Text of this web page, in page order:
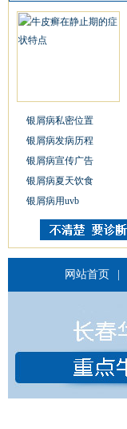
银屑病私密位置
银屑病发病历程
银屑病宣传广告
银屑病夏天饮食
银屑病用uvb
网站首页